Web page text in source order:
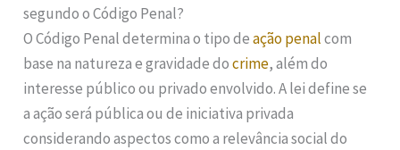
segundo o Código Penal?
O Código Penal determina o tipo deação penalcom
base na natureza e gravidade docrime, além do
interesse público ou privado envolvido. A lei define se
a ação será pública ou de iniciativa privada
considerando aspectos como a relevância social do